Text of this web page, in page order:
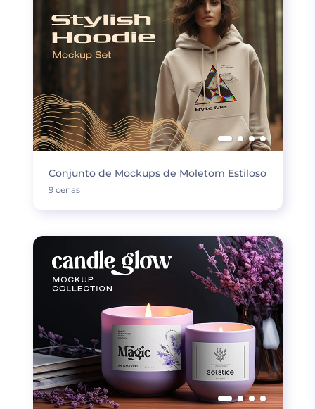
Conjunto de Mockups de Moletom Estiloso
9 cenas